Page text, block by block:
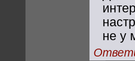
не у